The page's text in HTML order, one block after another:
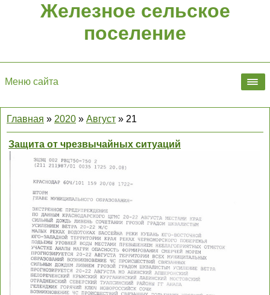
Железное сельское
поселение
Меню сайта
Главная » 2020 » Август » 21
Защита от чрезвычайных ситуаций